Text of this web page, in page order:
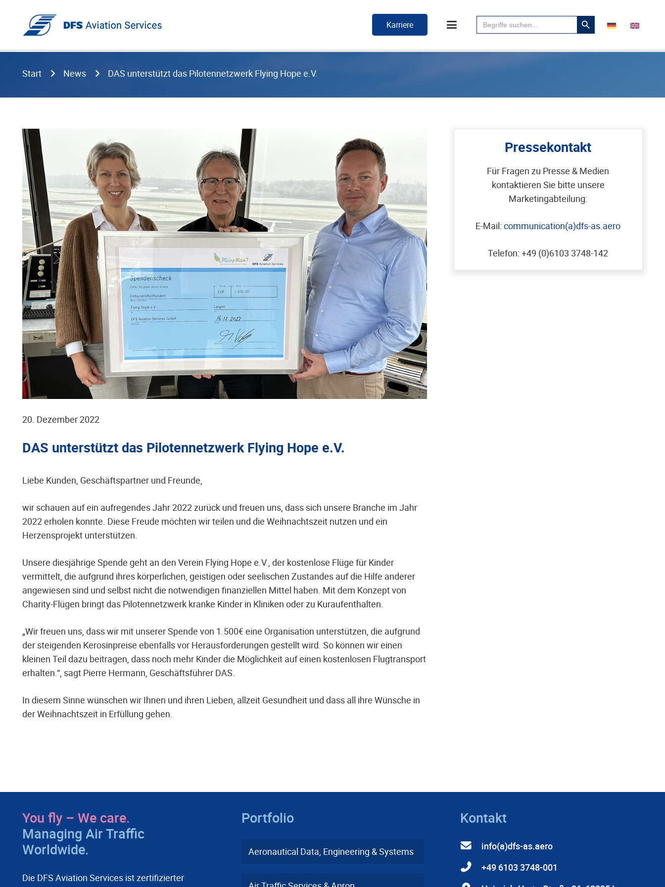
Karriere Suchen
für:
Search
Button
Start News DAS unterstützt das Pilotennetzwerk Flying Hope e.V.
20. Dezember 2022
DAS unterstützt das Pilotennetzwerk Flying Hope e.V.
Liebe Kunden, Geschäftspartner und Freunde,
wir schauen auf ein aufregendes Jahr 2022 zurück und freuen uns, dass sich unsere Branche im Jahr
2022 erholen konnte. Diese Freude möchten wir teilen und die Weihnachtszeit nutzen und ein
Herzensprojekt unterstützen.
Unsere diesjährige Spende geht an den Verein Flying Hope e.V., der kostenlose Flüge für Kinder
vermittelt, die aufgrund ihres körperlichen, geistigen oder seelischen Zustandes auf die Hilfe anderer
angewiesen sind und selbst nicht die notwendigen finanziellen Mittel haben. Mit dem Konzept von
Charity-Flügen bringt das Pilotennetzwerk kranke Kinder in Kliniken oder zu Kuraufenthalten.
„Wir freuen uns, dass wir mit unserer Spende von 1.500€ eine Organisation unterstützen, die aufgrund
der steigenden Kerosinpreise ebenfalls vor Herausforderungen gestellt wird. So können wir einen
kleinen Teil dazu beitragen, dass noch mehr Kinder die Möglichkeit auf einen kostenlosen Flugtransport
erhalten.“, sagt Pierre Hermann, Geschäftsführer DAS.
In diesem Sinne wünschen wir Ihnen und ihren Lieben, allzeit Gesundheit und dass all ihre Wünsche in
der Weihnachtszeit in Erfüllung gehen.
Pressekontakt
Für Fragen zu Presse & Medien
kontaktieren Sie bitte unsere
Marketingabteilung:
E-Mail:communication(a)dfs-as.aero
Telefon: +49 (0)6103 3748-142
You fly – We care.
Managing Air Traffic
Worldwide.
Die DFS Aviation Services ist zertifizierter
Portfolio
Aeronautical Data, Engineering & Systems
Kontakt
info(a)dfs-as.aero
+49 6103 3748-001